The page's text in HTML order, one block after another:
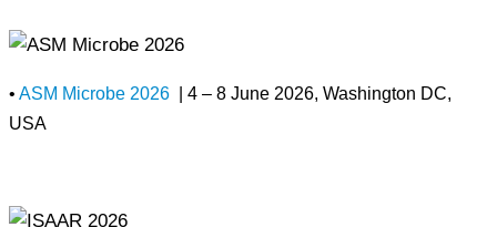
• ASM Microbe 2026
| 4 – 8 June 2026, Washington DC,
USA